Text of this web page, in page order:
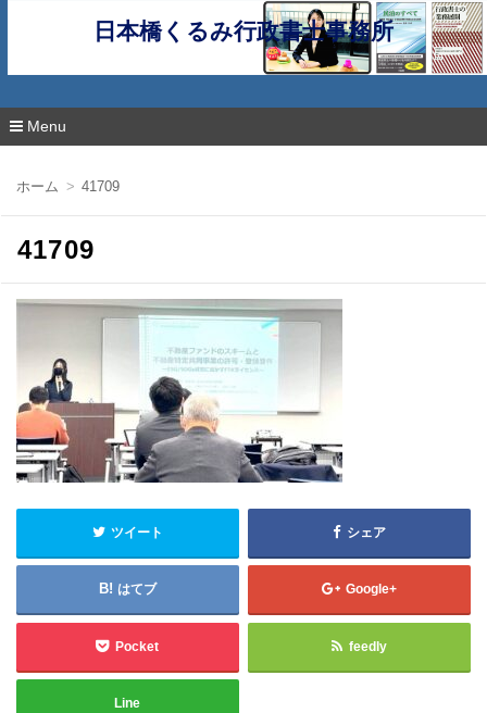
日本橋くるみ行政書士事務所
Menu
ン
ホーム 41709
41709
ツイート シェア
はてブ Google+
Pocket feedly
Line